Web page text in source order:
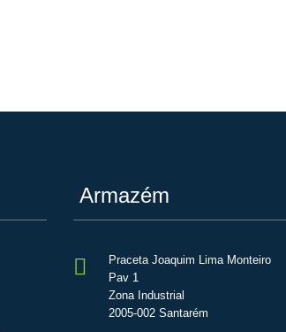
Armazém
Praceta Joaquim Lima Monteiro
Pav 1
Zona Industrial
2005-002 Santarém